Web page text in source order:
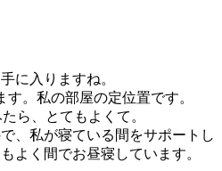
に入りますね。
。私の部屋の定位置です。
ら、とてもよくて。
、私が寝ている間をサポートし
よく間でお昼寝しています。